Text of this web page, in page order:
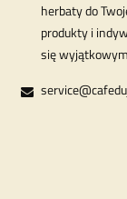
herbaty do
produkty i
się